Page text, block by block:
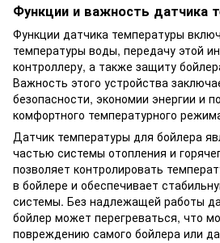
Функции и важность датчика
Функции датчика температуры
температуры воды, передачу этой
контроллеру, а также защиту
Важность этого устройства
безопасности, экономии энергии и
комфортного температурного
Датчик температуры для бойлера
частью системы отопления и
позволяет контролировать
в бойлере и обеспечивает
системы. Без надлежащей работы
бойлер может перегреваться, что
повреждению самого бойлера или